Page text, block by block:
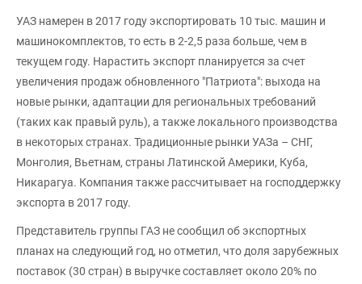
УАЗ намерен в 2017 году экспортировать 10 тыс. машин и
машинокомплектов, то есть в 2-2,5 раза больше, чем в
текущем году. Нарастить экспорт планируется за счет
увеличения продаж обновленного "Патриота": выхода на
новые рынки, адаптации для региональных требований
(таких как правый руль), а также локального производства
в некоторых странах. Традиционные рынки УАЗа – СНГ,
Монголия, Вьетнам, страны Латинской Америки, Куба,
Никарагуа. Компания также рассчитывает на господдержку
экспорта в 2017 году.
Представитель группы ГАЗ не сообщил об экспортных
планах на следующий год, но отметил, что доля зарубежных
поставок (30 стран) в выручке составляет около 20% по